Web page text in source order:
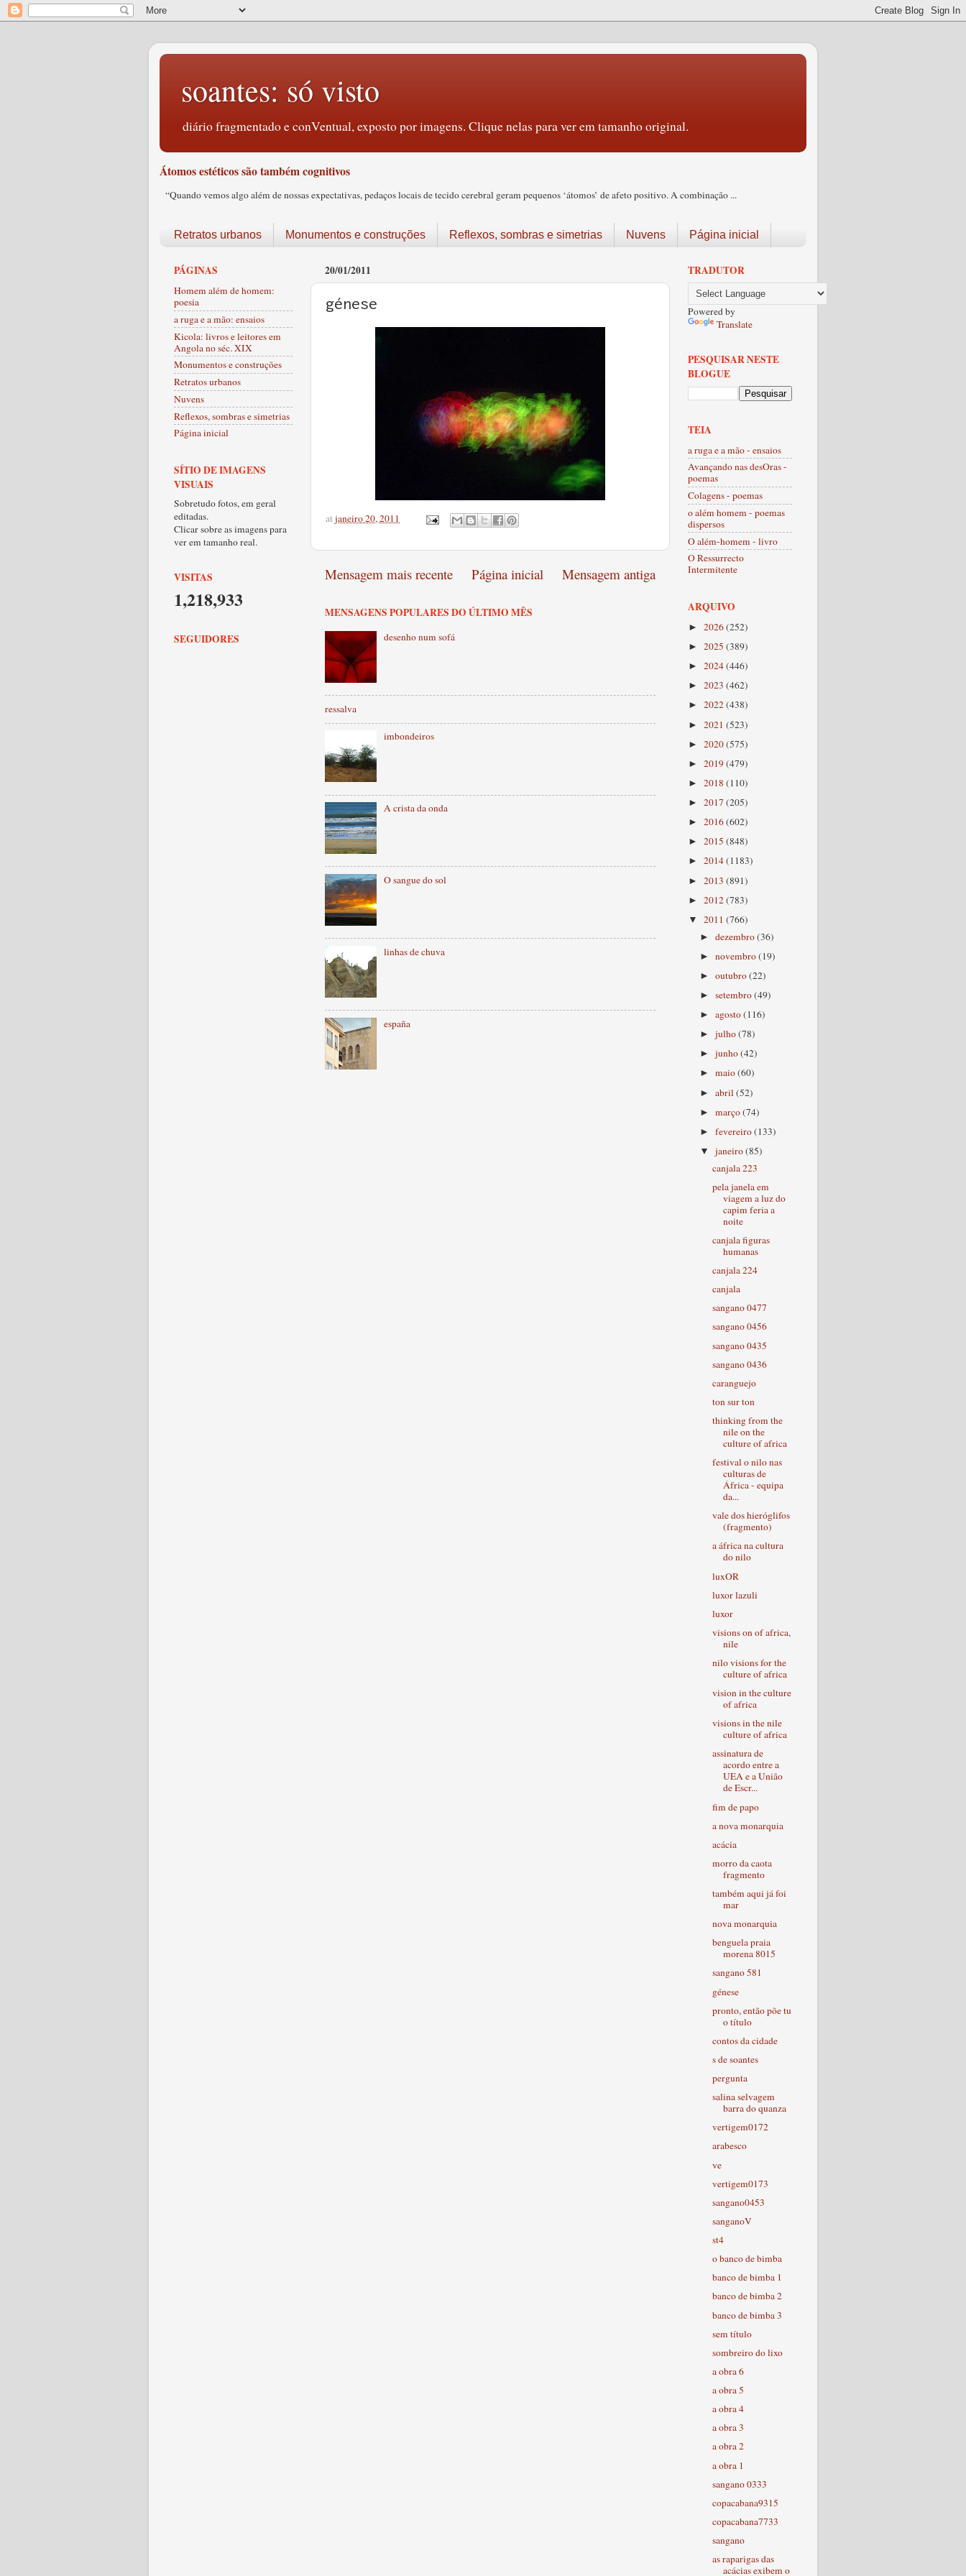
soantes: só visto
diário fragmentado e conVentual, exposto por imagens. Clique nelas para ver em tamanho original.
Átomos estéticos são também cognitivos
“Quando vemos algo além de nossas expectativas, pedaços locais de tecido cerebral geram pequenos ‘átomos’ de afeto positivo. A combinação ...
Retratos urbanos Monumentos e construções Reflexos, sombras e simetrias Nuvens Página inicial
20/01/2011
génese
atjaneiro 20, 2011
Mensagem mais recente Mensagem antiga
Página inicial
MENSAGENS POPULARES DO ÚLTIMO MÊS
desenho num sofá
ressalva
imbondeiros
A crista da onda
O sangue do sol
linhas de chuva
españa
PÁGINAS
Homem além de homem:
poesia
a ruga e a mão: ensaios
Kicola: livros e leitores em
Angola no séc. XIX
Monumentos e construções
Retratos urbanos
Nuvens
Reflexos, sombras e simetrias
Página inicial
SÍTIO DE IMAGENS
VISUAIS
Sobretudo fotos, em geral
editadas.
Clicar sobre as imagens para
ver em tamanho real.
VISITAS
1,218,933
SEGUIDORES
TRADUTOR
Powered by
Translate
PESQUISAR NESTE
BLOGUE
TEIA
a ruga e a mão - ensaios
Avançando nas desOras -
poemas
Colagens - poemas
o além homem - poemas
dispersos
O além-homem - livro
O Ressurrecto
Intermitente
ARQUIVO
► 2026(252)
► 2025 (389)
► 2024(446)
► 2023 (462)
► 2022(438)
► 2021 (523)
► 2020(575)
► 2019(479)
► 2018 (110)
► 2017 (205)
► 2016(602)
► 2015 (848)
► 2014(1183)
► 2013 (891)
► 2012(783)
▼ 2011 (766)
►dezembro(36)
►novembro(19)
►outubro(22)
►setembro(49)
►agosto(116)
►julho(78)
►junho(42)
►maio(60)
►abril(52)
►março(74)
►fevereiro(133)
▼janeiro(85)
canjala 223
pela janela em
viagem a luz do
capim feria a
noite
canjala figuras
humanas
canjala 224
canjala
sangano 0477
sangano 0456
sangano 0435
sangano 0436
caranguejo
ton sur ton
thinking from the
nile on the
culture of africa
festival o nilo nas
culturas de
África - equipa
da...
vale dos hieróglifos
(fragmento)
a áfrica na cultura
do nilo
luxOR
luxor lazuli
luxor
visions on of africa,
nile
nilo visions for the
culture of africa
vision in the culture
of africa
visions in the nile
culture of africa
assinatura de
acordo entre a
UEA e a União
de Escr...
fim de papo
a nova monarquia
acácia
morro da caota
fragmento
também aqui já foi
mar
nova monarquia
benguela praia
morena 8015
sangano 581
génese
pronto, então põe tu
o título
contos da cidade
s de soantes
pergunta
salina selvagem
barra do quanza
vertigem0172
arabesco
ve
vertigem0173
sangano0453
sanganoV
st4
o banco de bimba
banco de bimba 1
banco de bimba 2
banco de bimba 3
sem título
sombreiro do lixo
a obra 6
a obra 5
a obra 4
a obra 3
a obra 2
a obra 1
sangano 0333
copacabana9315
copacabana7733
sangano
as raparigas das
acácias exibem o